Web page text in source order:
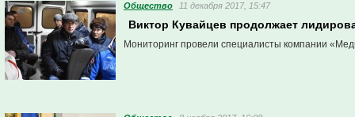
Общество 11 декабря 2017, 15:47
Виктор Кувайцев продолжает
Мониторинг провели специалисты компании